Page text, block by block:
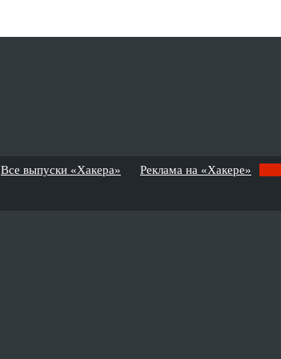
Все выпуски «Хакера» Реклама на «Хакере»